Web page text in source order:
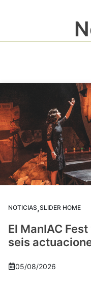
NOTICIAS,SLIDER HOME
El ManIAC
seis
05/08/2026